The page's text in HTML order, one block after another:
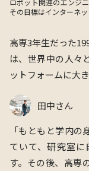
その目標はインターネ
高専3年生だった
は、世界中の人々
ットフォームに大
田中さん
「もともと学内の
ていて、研究室
す。その後、⾼専